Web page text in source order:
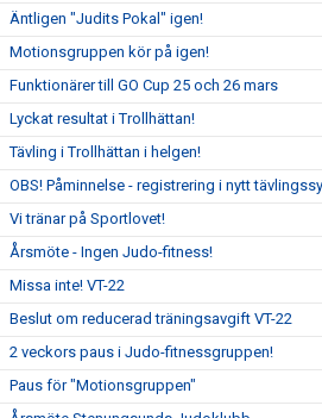
Äntligen "Judits Pokal" igen!
Motionsgruppen kör på igen!
Funktionärer till GO Cup 25 och 26 mars
Lyckat resultat i Trollhättan!
Tävling i Trollhättan i helgen!
OBS! Påminnelse - registrering i nytt
Vi tränar på Sportlovet!
Årsmöte - Ingen Judo-fitness!
Missa inte! VT-22
Beslut om reducerad träningsavgift VT-22
2 veckors paus i Judo-fitnessgruppen!
Paus för "Motionsgruppen"